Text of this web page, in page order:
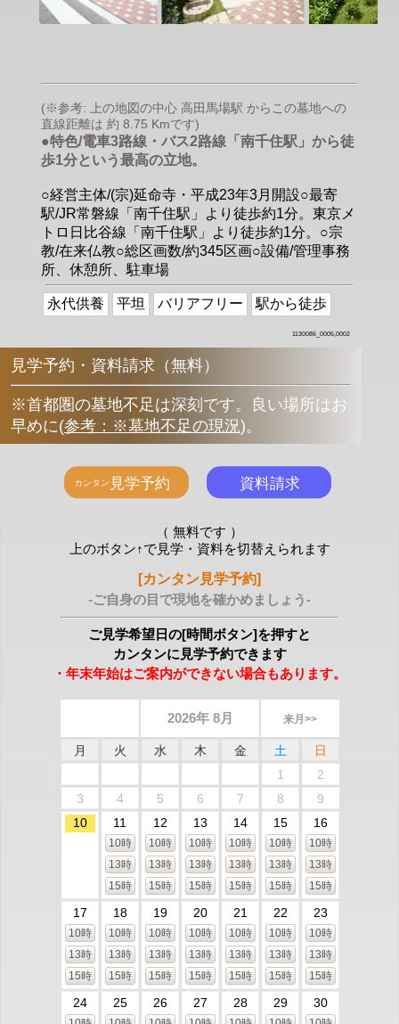
(※参考: 上の地図の中心 高田馬場駅 からこの墓地への
直線距離は 約 8.75 Kmです)
●特色/電車3路線・バス2路線「南千住駅」から徒
歩1分という最高の立地。
○経営主体/(宗)延命寺・平成23年3月開設○最寄
駅/JR常磐線「南千住駅」より徒歩約1分。東京メ
トロ日比谷線「南千住駅」より徒歩約1分。○宗
教/在来仏教○総区画数/約345区画○設備/管理事務
所、休憩所、駐車場
永代供養 平坦 バリアフリー 駅から徒歩
1130086_0005,0002
見学予約・資料請求（無料）
※首都圏の墓地不足は深刻です。良い場所はお
早めに(参考：※墓地不足の現況)。
（ 無料です ）
上のボタン↑で見学・資料を切替えられます
[カンタン見学予約]
-ご自身の目で現地を確かめましょう-
ご見学希望日の[時間ボタン]を押すと
カンタンに見学予約できます
・年末年始はご案内ができない場合もあります。
2026年 8月 来月>>
月 火 水 木 金 土
日
1
2
3
4 5 6 7 8
9
10
11
10時
13時
15時
12
10時
13時
15時
13
10時
13時
15時
14
10時
13時
15時
15
10時
13時
15時
16
10時
13時
15時
17
10時
13時
15時
18
10時
13時
15時
19
10時
13時
15時
20
10時
13時
15時
21
10時
13時
15時
22
10時
13時
15時
23
10時
13時
15時
24 25 26 27 28 29 30